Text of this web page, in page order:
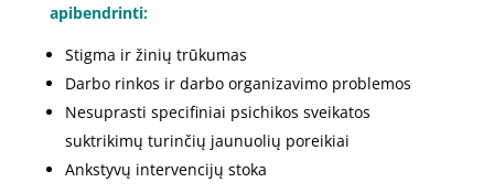
apibendrinti:
Stigma ir žinių trūkumas
Darbo rinkos ir darbo organizavimo problemos
Nesuprasti specifiniai psichikos sveikatos
suktrikimų turinčių jaunuolių poreikiai
Ankstyvų intervencijų stoka